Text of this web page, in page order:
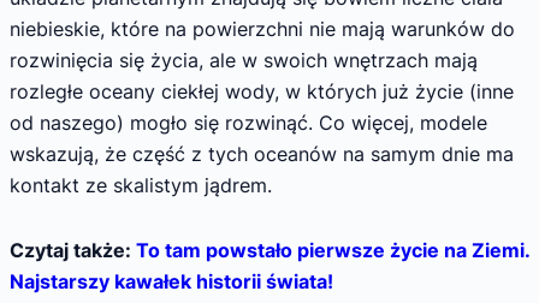
niebieskie, które na powierzchni nie mają warunków do
rozwinięcia się życia, ale w swoich wnętrzach mają
rozległe oceany ciekłej wody, w których już życie (inne
od naszego) mogło się rozwinąć. Co więcej, modele
wskazują, że część z tych oceanów na samym dnie ma
kontakt ze skalistym jądrem.
Czytaj także: To tam powstało pierwsze życie na Ziemi.
Najstarszy kawałek historii świata!